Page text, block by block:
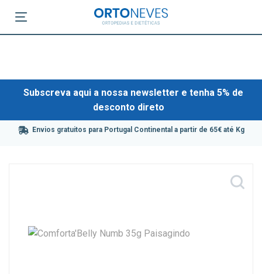
Subscreva aqui a nossa newsletter e tenha 5% de
desconto direto
Envios gratuitos para Portugal Continental a partir de 65€ até Kg